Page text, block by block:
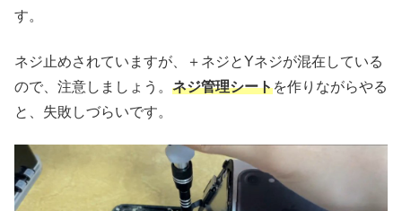
す。
ネジ止めされていますが、＋ネジとYネジが混在している
ので、注意しましょう。 ネジ管理シートを作りながらやる
と、失敗しづらいです。